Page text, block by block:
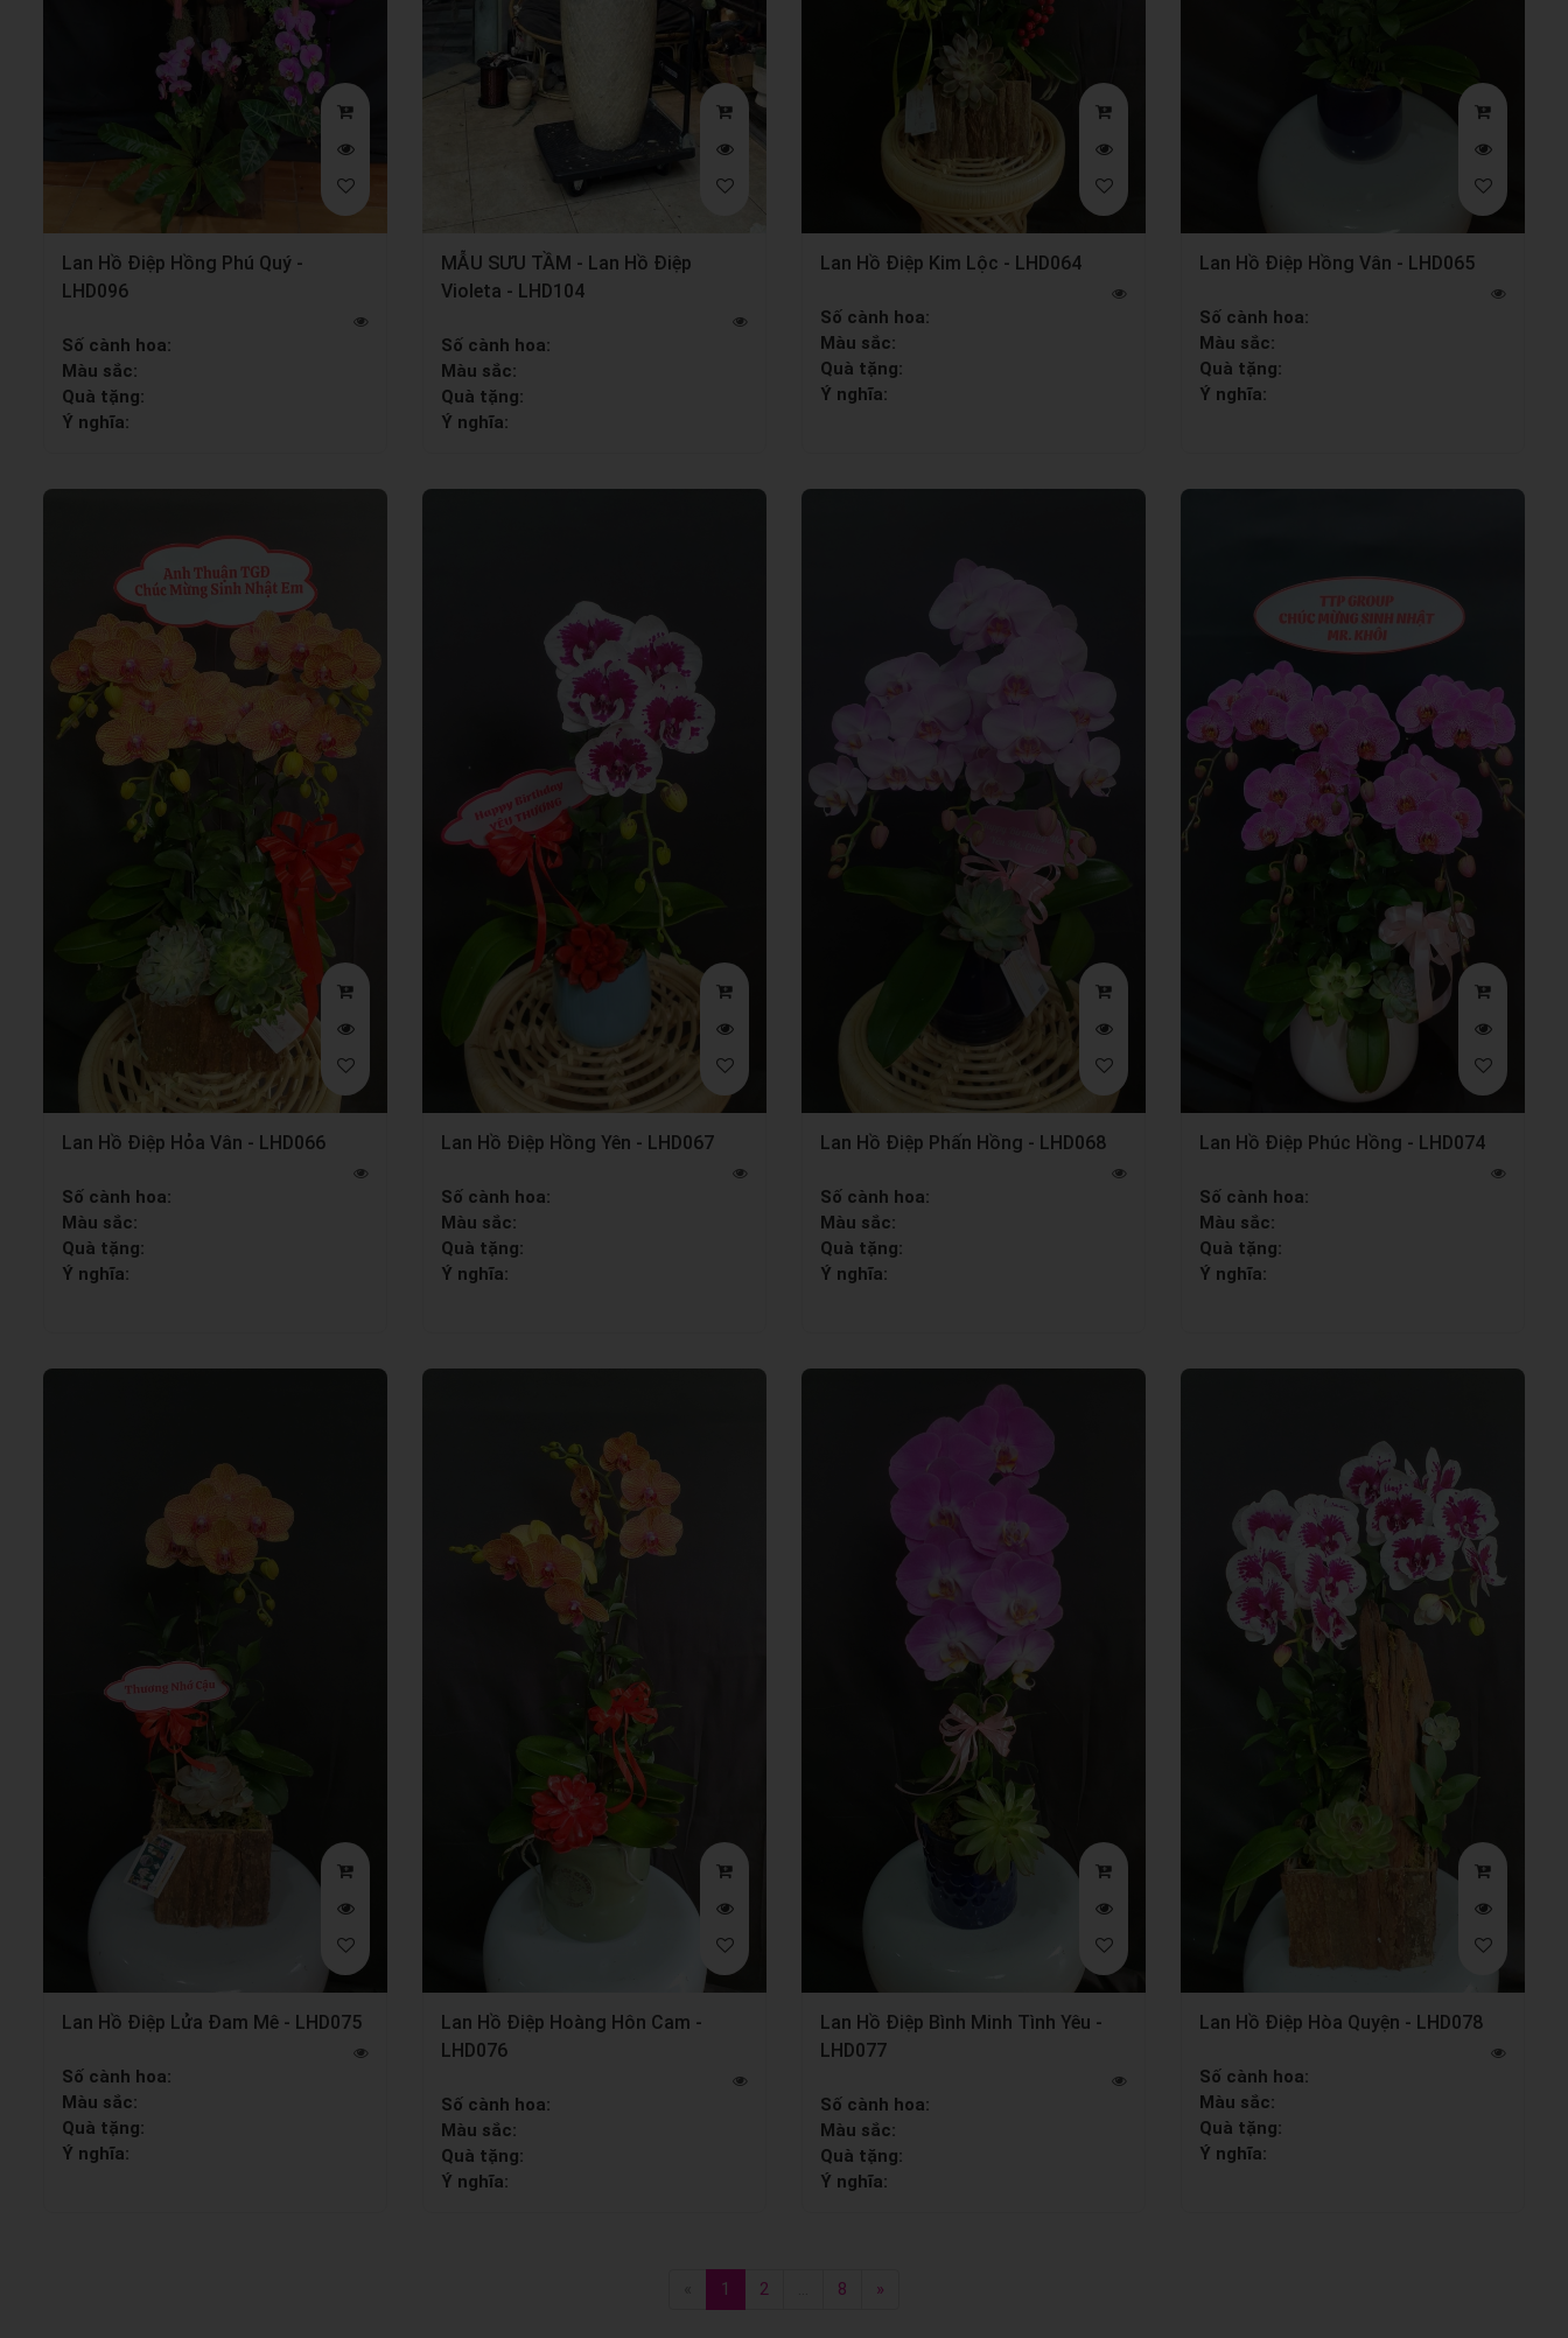
Lan Hồ Điệp Hồng Phú Quý -
LHD096
Số cành hoa:
Màu sắc:
Quà tặng:
Ý nghĩa:
MẪU SƯU TẦM - Lan Hồ Điệp
Violeta - LHD104
Số cành hoa:
Màu sắc:
Quà tặng:
Ý nghĩa:
Lan Hồ Điệp Kim Lộc - LHD064
Số cành hoa:
Màu sắc:
Quà tặng:
Ý nghĩa:
Lan Hồ Điệp Hồng Vân - LHD065
Số cành hoa:
Màu sắc:
Quà tặng:
Ý nghĩa:
Lan Hồ Điệp Hỏa Vân - LHD066
Số cành hoa:
Màu sắc:
Quà tặng:
Ý nghĩa:
Lan Hồ Điệp Hồng Yên - LHD067
Số cành hoa:
Màu sắc:
Quà tặng:
Ý nghĩa:
Lan Hồ Điệp Phấn Hồng - LHD068
Số cành hoa:
Màu sắc:
Quà tặng:
Ý nghĩa:
Lan Hồ Điệp Phúc Hồng - LHD074
Số cành hoa:
Màu sắc:
Quà tặng:
Ý nghĩa:
Lan Hồ Điệp Lửa Đam Mê - LHD075
Số cành hoa:
Màu sắc:
Quà tặng:
Ý nghĩa:
Lan Hồ Điệp Hoàng Hôn Cam -
LHD076
Số cành hoa:
Màu sắc:
Quà tặng:
Ý nghĩa:
Lan Hồ Điệp Bình Minh Tình Yêu -
LHD077
Số cành hoa:
Màu sắc:
Quà tặng:
Ý nghĩa:
Lan Hồ Điệp Hòa Quyện - LHD078
Số cành hoa:
Màu sắc:
Quà tặng:
Ý nghĩa:
1 2 8 »